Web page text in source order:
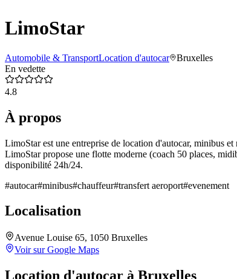
LimoStar
Automobile & TransportLocation d'autocar
Bruxelles
En vedette
4.8
À propos
LimoStar est une entreprise de location d'autocar, minibus
LimoStar propose une flotte moderne (coach 50 places,
disponibilité 24h/24.
#autocar#minibus#chauffeur#transfert aeroport#evenement
Localisation
Avenue Louise 65, 1050 Bruxelles
Voir sur Google Maps
Location d'autocar à Bruxelles